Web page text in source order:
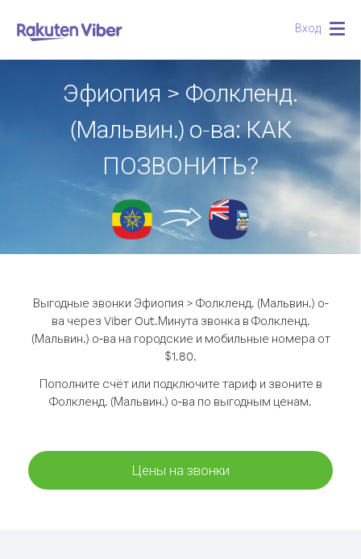
Вход
Эфиопия > Фолкленд.
(Мальвин.) о-ва: КАК
ПОЗВОНИТЬ?
Выгодные звонки Эфиопия > Фолкленд. (Мальвин.) о-
ва через Viber Out.Минута звонка в Фолкленд.
(Мальвин.) о-ва на городские и мобильные номера от
$1.80.
Пополните счёт или подключите тариф и звоните в
Фолкленд. (Мальвин.) о-ва по выгодным ценам.
Цены на звонки